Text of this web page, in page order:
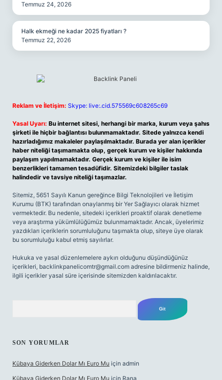
Temmuz 24, 2026
Halk ekmeği ne kadar 2025 fiyatları ?
Temmuz 22, 2026
Reklam ve İletişim: Skype: live:.cid.575569c608265c69
Yasal Uyarı: Bu internet sitesi, herhangi bir marka, kurum veya şahıs
şirketi ile hiçbir bağlantısı bulunmamaktadır. Sitede yalnızca kendi
hazırladığımız makaleler paylaşılmaktadır. Burada yer alan içerikler
haber niteliği taşımamakta olup, gerçek kurum ve kişiler hakkında
paylaşım yapılmamaktadır. Gerçek kurum ve kişiler ile isim
benzerlikleri tamamen tesadüfidir. Sitemizdeki bilgiler taslak
halindedir ve tavsiye niteliği taşımazlar.
Sitemiz, 5651 Sayılı Kanun gereğince Bilgi Teknolojileri ve İletişim
Kurumu (BTK) tarafından onaylanmış bir Yer Sağlayıcı olarak hizmet
vermektedir. Bu nedenle, sitedeki içerikleri proaktif olarak denetleme
veya araştırma yükümlülüğümüz bulunmamaktadır. Ancak, üyelerimiz
yazdıkları içeriklerin sorumluluğunu taşımakta olup, siteye üye olarak
bu sorumluluğu kabul etmiş sayılırlar.
Hukuka ve yasal düzenlemelere aykırı olduğunu düşündüğünüz
içerikleri, backlinkpanelicomtr@gmail.com adresine bildirmeniz halinde,
ilgili içerikler yasal süre içerisinde sitemizden kaldırılacaktır.
SON YORUMLAR
Kübaya Giderken Dolar Mı Euro Mu için admin
Kübaya Giderken Dolar Mı Euro Mu için Rana